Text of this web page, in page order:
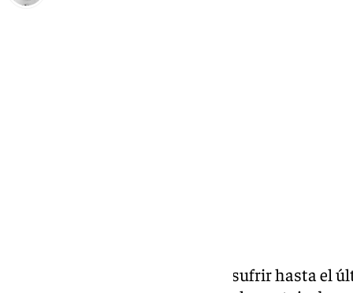
El Unicaja ganó aunque le tocó sufrir hasta el